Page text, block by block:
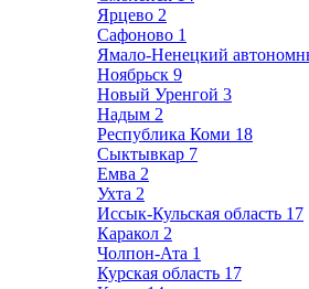
Ярцево 2
Сафоново 1
Ямало-Ненецкий
Ноябрьск 9
Новый Уренгой 3
Надым 2
Республика Коми 18
Сыктывкар 7
Емва 2
Ухта 2
Иссык-Кульская область 17
Каракол 2
Чолпон-Ата 1
Курская область 17